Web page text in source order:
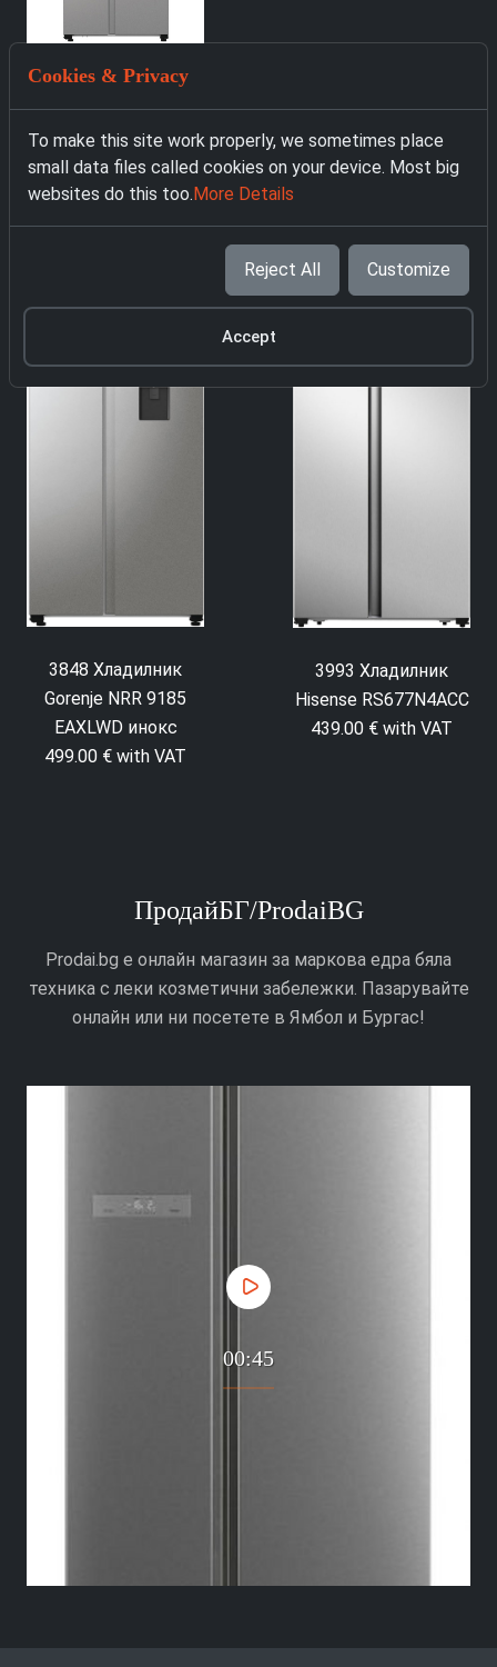
5016 Хладилник Side
RS5P535NTCE Side-
By-Side - код 5016 -
799Е
5173 Хладилник
Side-By-Side
WSBS518NFWDEIX
599.00 € with VAT
3848 Хладилник
Gorenje NRR 9185
EAXLWD инокс
499.00 € with VAT
3993 Хладилник
Hisense RS677N4ACC
439.00 € with VAT
ПродайБГ/ProdaiBG
Prodai.bg е онлайн магазин за маркова едра бяла
техника с леки козметични забележки. Пазарувайте
онлайн или ни посетете в Ямбол и Бургас!
00:45
Cookies & Privacy
To make this site work properly, we sometimes place
small data files called cookies on your device. Most big
websites do this too.More Details
Reject All Customize
Accept